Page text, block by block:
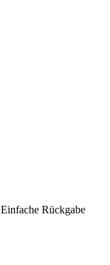
Einfache Rückgabe